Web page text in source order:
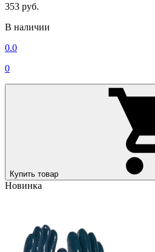
353 руб.
В наличии
0.0
0
Купить товар
Новинка